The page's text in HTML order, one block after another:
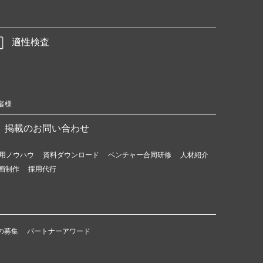
適性検査
様
掲載のお問い合わせ
ノウハウ 資料ダウンロード ベンチャー合同研修
人材紹介
制作
採用代行
募集 パートナーアワード